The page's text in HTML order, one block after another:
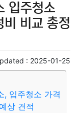
입주청소
비교 총정
: 2025-01-25
, 입주청소 가격
상 견적